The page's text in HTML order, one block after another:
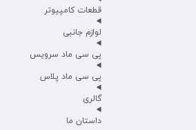
قطعات کامپیوتر
لوازم جانبی
پی سی ماد سرویس
پی سی ماد پلاس
گالری
داستان ما